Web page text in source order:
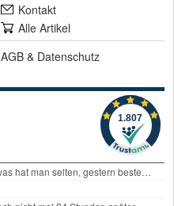
Kontakt
Alle Artikel
AGB & Datenschutz